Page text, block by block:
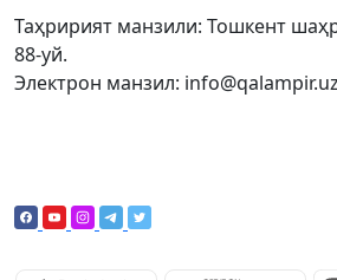
Таҳририят манзили: Тошкент
88-уй.
Электрон манзил: info@qalampir.uz